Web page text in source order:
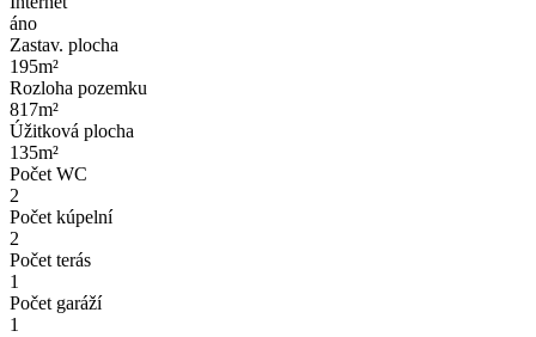
áno
Zastav. plocha
195m²
Rozloha pozemku
817m²
Úžitková plocha
135m²
Počet WC
2
Počet kúpelní
2
Počet terás
1
Počet garáží
1